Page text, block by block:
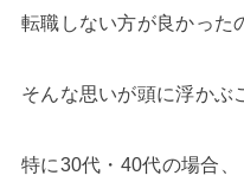
転職しない方が良かった
そんな思いが頭に浮かぶ
特に30代・40代の場合、